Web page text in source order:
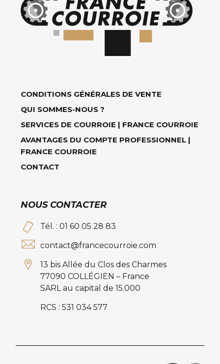
CONDITIONS GÉNÉRALES DE VENTE
QUI SOMMES-NOUS ?
SERVICES DE COURROIE | FRANCE COURROIE
AVANTAGES DU COMPTE PROFESSIONNEL |
FRANCE COURROIE
CONTACT
NOUS CONTACTER
Tél. : 01 60 05 28 83
contact@francecourroie.com
13 bis Allée du Clos des Charmes
77090 COLLÉGIEN – France
SARL au capital de 15.000
RCS : 531 034 577